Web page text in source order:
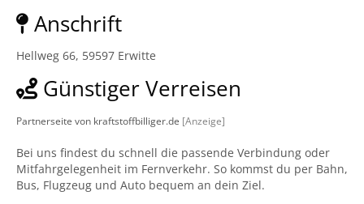
Anschrift
Hellweg 66, 59597 Erwitte
Günstiger Verreisen
Partnerseite von kraftstoffbilliger.de [Anzeige]
Bei uns findest du schnell die passende Verbindung oder
Mitfahrgelegenheit im Fernverkehr. So kommst du per Bahn,
Bus, Flugzeug und Auto bequem an dein Ziel.